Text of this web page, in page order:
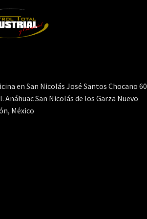
en San Nicolás José Santos Chocano
Anáhuac San Nicolás de los Garza Nuevo
México